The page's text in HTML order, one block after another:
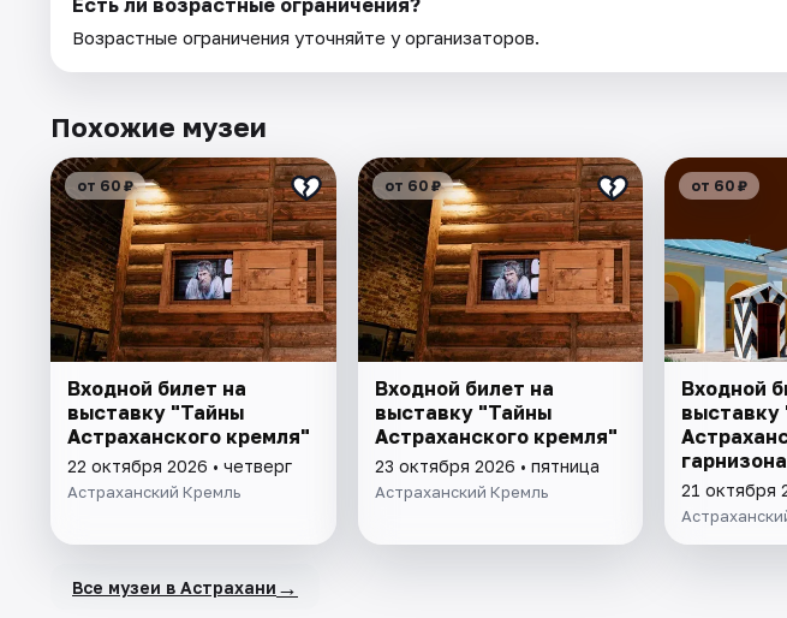
Есть ли возрастные ограничения?
Возрастные ограничения уточняйте у организаторов.
Похожие музеи
от 60 ₽
Входной билет на
выставку "Тайны
Астраханского кремля"
22 октября 2026 • четверг
Астраханский Кремль
от 60 ₽
Входной билет на
выставку "Тайны
Астраханского кремля"
23 октября 2026 • пятница
Астраханский Кремль
от 60 ₽
Входной
выставку
21 октября
Все музеи в Астрахани →